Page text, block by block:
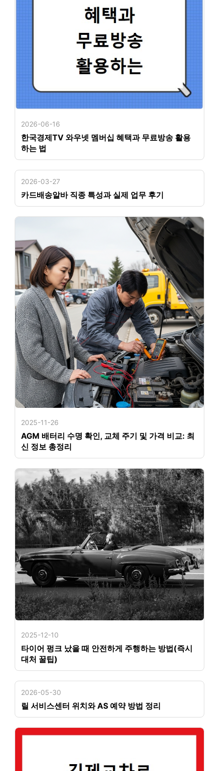
2026-06-16
한국경제TV 와우넷 멤버십 혜택과 무료방송 활용
하는 법
2026-03-27
카드배송알바 직종 특성과 실제 업무 후기
2025-11-26
AGM 배터리 수명 확인, 교체 주기 및 가격 비교: 최
신 정보 총정리
2025-12-10
타이어 펑크 났을 때 안전하게 주행하는 방법(즉시
대처 꿀팁)
2026-05-30
릴 서비스센터 위치와 AS 예약 방법 정리